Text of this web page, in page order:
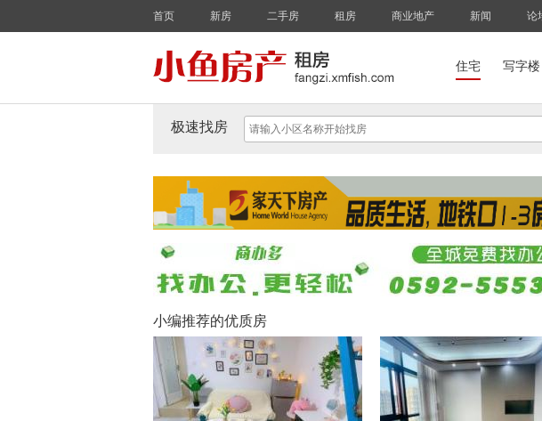
首页 新房 二手房 租房 商业地产 新闻 论
住宅 写字楼
极速找房
小编推荐的优质房